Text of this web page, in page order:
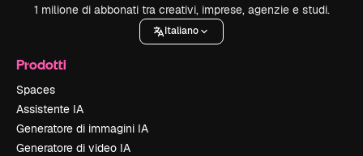
1 milione di abbonati tra creativi, imprese, agenzie e studi.
Italiano
Prodotti
Spaces
Assistente IA
Generatore di immagini IA
Generatore di video IA